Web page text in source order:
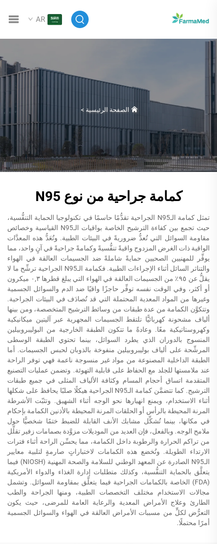
AR
الصفحة الرئيسية >
كمامة جراحية من نوع N95
تمثل كمامة الـN95 الجراحية تقدُّمًا حاسمًا في تكنولوجيا الحماية التنفُّسية،
حيث تجمع بين كفاءة الترشيح الخاصة بواقيات الـN95 القياسية وخصائص
مقاومة السوائل التي تُعدُّ ضروريةً في البيئات الطبية. وتُعَدُّ هذه المعدَّات
الواقية ذات الغرض المزدوج واقيةً تنفُّسيةً وكمامةً جراحيةً في آنٍ واحد، مما
يوفِّر للمهنيين الصحيين حمايةً شاملةً ضد الجسيمات العالقة في الهواء
والتناثر السائل أثناء الإجراءات الطبية. فكمامة الـN95 الجراحية ترشِّح ما لا
يقلُّ عن ٩٥٪ من الجسيمات العالقة في الهواء التي يبلغ قطرها ٠,٣ ميكرون
أو أكثر، وفي الوقت نفسه توفِّر حاجزًا واقيًا ضد الدم والسوائل الجسمية
وغيرها من المواد المعدية المحتملة التي قد تُصادَف في البيئات الجراحية.
وتتكوَّن الكمامة من عدة طبقات من وسائط الترشيح المتخصصة، ومن بينها
ألياف مشحونة كهربائيًّا تلتقط الجسيمات المجهرية عبر آليتين ميكانيكية
وكهروستاتيكية معًا. وعادةً ما تتكون الطبقة الخارجية من البوليبروبيلين
المنسوج بالدوران الذي يطرد السوائل، بينما تحتوي الطبقة الوسطى
المرشِّحة على ألياف بوليبروبيلين منفوخة بالذوبان لحبس الجسيمات. أما
الطبقة الداخلية المصنوعة من مواد غير منسوجة ناعمة فهي توفر الراحة
عند ملامستها للجلد مع الحفاظ على قابلية التهوئة. وتضمن عمليات التصنيع
المتقدمة اتساق أحجام المسام وكثافة الألياف المثلى في جميع طبقات
الترشيح. كما تتضمَّن كمامة الـN95 الجراحية هيكلًا صلبًا يحافظ على شكلها
أثناء الاستخدام، ويمنع انهيارها نحو الوجه أثناء الشهيق. وتثبّت الأشرطة
المرنة المحيطة بالرأس أو الحلقات المرنة المحيطة بالأذنين الكمامة بإحكام
في مكانها، بينما تُشكِّل مشابك الأنف القابلة للضبط ختمًا شخصيًّا حول
ملامح الوجه. وبالفعل، فإن العديد من الموديلات مزوَّدة بصمامات زفير تقلِّل
من تراكم الحرارة والرطوبة داخل الكمامة، مما يحسِّن الراحة أثناء فترات
الارتداء الطويلة. وتُخضع هذه الكمامات لاختباراتٍ صارمةٍ لتلبية معايير
الـN95 الصادرة عن المعهد الوطني للسلامة والصحة المهنية (NIOSH) فيما
يتعلَّق بالحماية التنفُّسية، وكذلك متطلبات إدارة الغذاء والدواء الأمريكية
(FDA) الخاصة بالكمامات الجراحية فيما يتعلَّق بمقاومة السوائل. وتشمل
مجالات الاستخدام مختلف التخصصات الطبية، ومنها الجراحة والطب
الطارئ وعلاج الأمراض المعدية والرعاية العامة للمرضى، حيث يكون
التعرُّض لكلٍّ من مسببات الأمراض العالقة في الهواء والسوائل الجسمية
أمرًا محتملًا.